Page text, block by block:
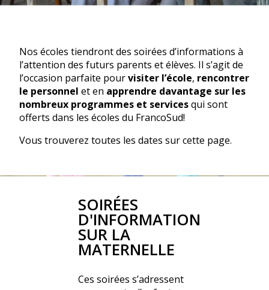
Nos écoles tiendront des soirées d’informations à
l’attention des futurs parents et élèves. Il s’agit de
l’occasion parfaite pourvisiter l’école, rencontrer
le personnel et en apprendre davantage sur les
nombreux programmes et servicesqui sont
offerts dans les écoles du FrancoSud!
Vous trouverez toutes les dates sur cette page.
SOIRÉES
D'INFORMATION
SUR LA
MATERNELLE
Ces soirées s’adressent